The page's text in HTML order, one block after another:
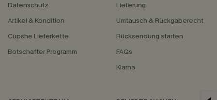
Datenschutz
Artikel & Kondition
Cupshe Lieferkette
Botschafter Programm
Lieferung
Umtausch & Rückgaberecht
Rücksendung starten
FAQs
Klarna